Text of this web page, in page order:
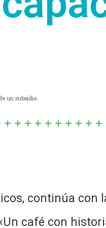
un subsidio.
continúa con
café con